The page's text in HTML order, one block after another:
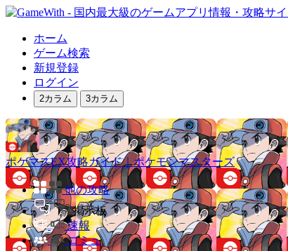
ホーム
ゲーム検索
新規登録
ログイン
2カラム 3カラム
ポケマスEX攻略ガイド｜ポケモンマスターズ
他の攻略
掲示板
速報
コミュ